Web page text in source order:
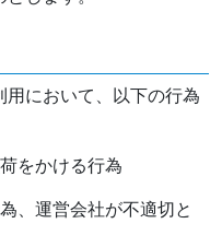
において、以下の行為
をかける行為
、運営会社が不適切と